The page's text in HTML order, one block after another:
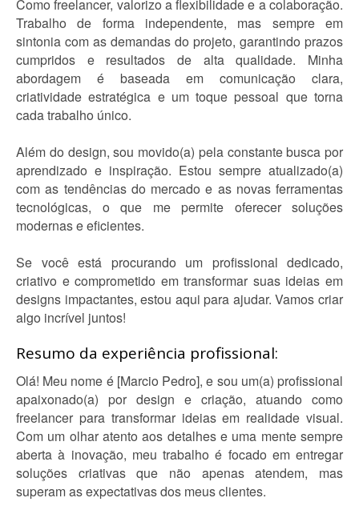
Como freelancer, valorizo a flexibilidade e a colaboração.
Trabalho de forma independente, mas sempre em
sintonia com as demandas do projeto, garantindo prazos
cumpridos e resultados de alta qualidade. Minha
abordagem é baseada em comunicação clara,
criatividade estratégica e um toque pessoal que torna
cada trabalho único.
Além do design, sou movido(a) pela constante busca por
aprendizado e inspiração. Estou sempre atualizado(a)
com as tendências do mercado e as novas ferramentas
tecnológicas, o que me permite oferecer soluções
modernas e eficientes.
Se você está procurando um profissional dedicado,
criativo e comprometido em transformar suas ideias em
designs impactantes, estou aqui para ajudar. Vamos criar
algo incrível juntos!
Resumo da experiência profissional:
Olá! Meu nome é [Marcio Pedro], e sou um(a) profissional
apaixonado(a) por design e criação, atuando como
freelancer para transformar ideias em realidade visual.
Com um olhar atento aos detalhes e uma mente sempre
aberta à inovação, meu trabalho é focado em entregar
soluções criativas que não apenas atendem, mas
superam as expectativas dos meus clientes.